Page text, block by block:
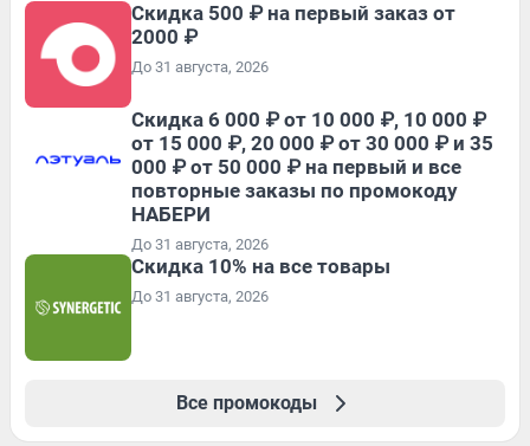
Скидка 500 ₽ на первый заказ от
2000 ₽
До 31 августа, 2026
Скидка 6 000 ₽ от 10 000 ₽, 10 000 ₽
от 15 000 ₽, 20 000 ₽ от 30 000 ₽ и 35
000 ₽ от 50 000 ₽ на первый и все
повторные заказы по промокоду
НАБЕРИ
До 31 августа, 2026
Скидка 10% на все товары
До 31 августа, 2026
Все промокоды